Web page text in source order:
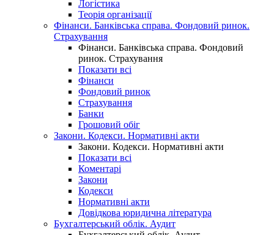
Логістика
Теорія організації
Фінанси. Банківська справа. Фондовий ринок.
Страхування
Фінанси. Банківська справа. Фондовий
ринок. Страхування
Показати всі
Фінанси
Фондовий ринок
Страхування
Банки
Грошовий обіг
Закони. Кодекси. Нормативні акти
Закони. Кодекси. Нормативні акти
Показати всі
Коментарі
Закони
Кодекси
Нормативні акти
Довідкова юридична література
Бухгалтерський облік. Аудит